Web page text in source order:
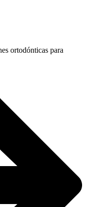
ortodónticas para